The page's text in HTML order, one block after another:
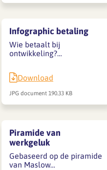
Infographic betaling
Wie betaalt bij
ontwikkeling?…
Download
JPG document 190.33 KB
Piramide van
werkgeluk
Gebaseerd op de piramide
van Maslow…